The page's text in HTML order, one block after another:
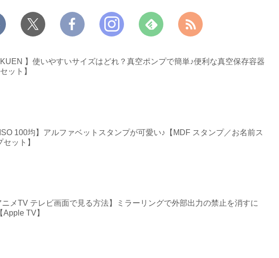
】使いやすいサイズはどれ？真空ポンプで簡単♪便利な真空保存容器
ット】
100均】アルファベットスタンプが可愛い♪【MDF スタンプ／お名前ス
セット】
ニメTV テレビ画面で見る方法】ミラーリングで外部出力の禁止を消すに
Apple TV】